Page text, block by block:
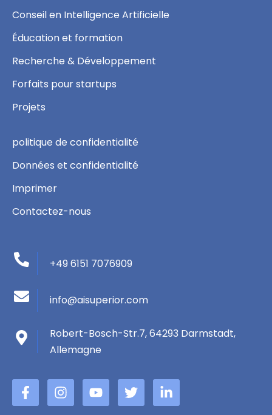
Conseil en Intelligence Artificielle
Éducation et formation
Recherche & Développement
Forfaits pour startups
Projets
politique de confidentialité
Données et confidentialité
Imprimer
Contactez-nous
+49 6151 7076909
info@aisuperior.com
Robert-Bosch-Str.7, 64293 Darmstadt,
Allemagne
F
a
I
n
Y
o
T
w
L
i